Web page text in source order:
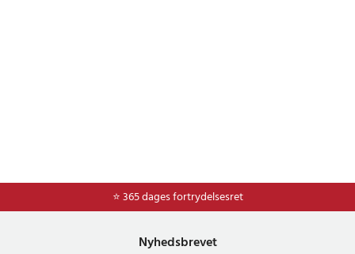
⭐ 365 dages fortrydelsesret
Nyhedsbrevet